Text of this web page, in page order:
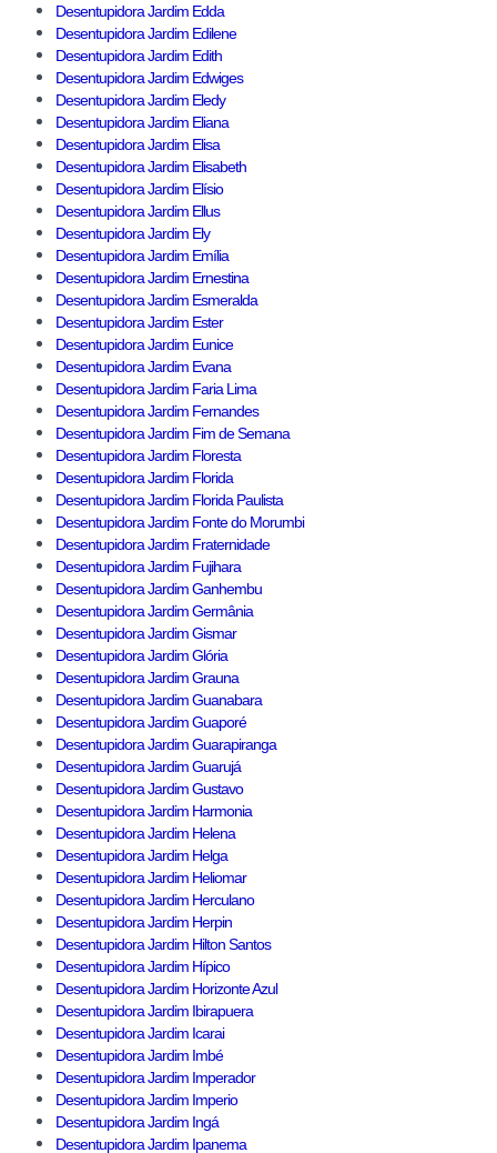
Desentupidora Jardim Edda
Desentupidora Jardim Edilene
Desentupidora Jardim Edith
Desentupidora Jardim Edwiges
Desentupidora Jardim Eledy
Desentupidora Jardim Eliana
Desentupidora Jardim Elisa
Desentupidora Jardim Elisabeth
Desentupidora Jardim Elísio
Desentupidora Jardim Ellus
Desentupidora Jardim Ely
Desentupidora Jardim Emília
Desentupidora Jardim Ernestina
Desentupidora Jardim Esmeralda
Desentupidora Jardim Ester
Desentupidora Jardim Eunice
Desentupidora Jardim Evana
Desentupidora Jardim Faria Lima
Desentupidora Jardim Fernandes
Desentupidora Jardim Fim de Semana
Desentupidora Jardim Floresta
Desentupidora Jardim Florida
Desentupidora Jardim Florida Paulista
Desentupidora Jardim Fonte do Morumbi
Desentupidora Jardim Fraternidade
Desentupidora Jardim Fujihara
Desentupidora Jardim Ganhembu
Desentupidora Jardim Germânia
Desentupidora Jardim Gismar
Desentupidora Jardim Glória
Desentupidora Jardim Grauna
Desentupidora Jardim Guanabara
Desentupidora Jardim Guaporé
Desentupidora Jardim Guarapiranga
Desentupidora Jardim Guarujá
Desentupidora Jardim Gustavo
Desentupidora Jardim Harmonia
Desentupidora Jardim Helena
Desentupidora Jardim Helga
Desentupidora Jardim Heliomar
Desentupidora Jardim Herculano
Desentupidora Jardim Herpin
Desentupidora Jardim Hilton Santos
Desentupidora Jardim Hípico
Desentupidora Jardim Horizonte Azul
Desentupidora Jardim Ibirapuera
Desentupidora Jardim Icarai
Desentupidora Jardim Imbé
Desentupidora Jardim Imperador
Desentupidora Jardim Imperio
Desentupidora Jardim Ingá
Desentupidora Jardim Ipanema